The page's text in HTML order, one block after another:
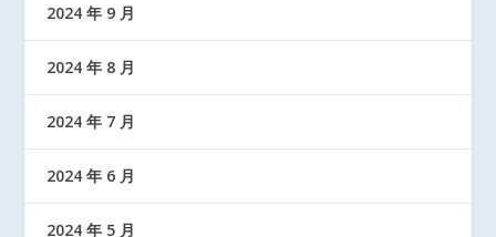
2024 年 9 月
2024 年 8 月
2024 年 7 月
2024 年 6 月
2024 年 5 月